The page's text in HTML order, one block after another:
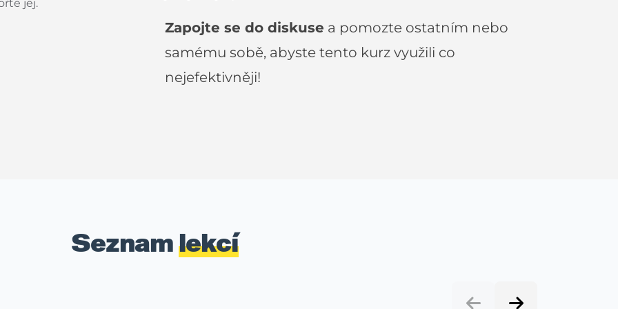
jej.
Zapojte se do diskuse a pomozte ostatním nebo
samému sobě, abyste tento kurz využili co
nejefektivněji!
Seznamlekcí